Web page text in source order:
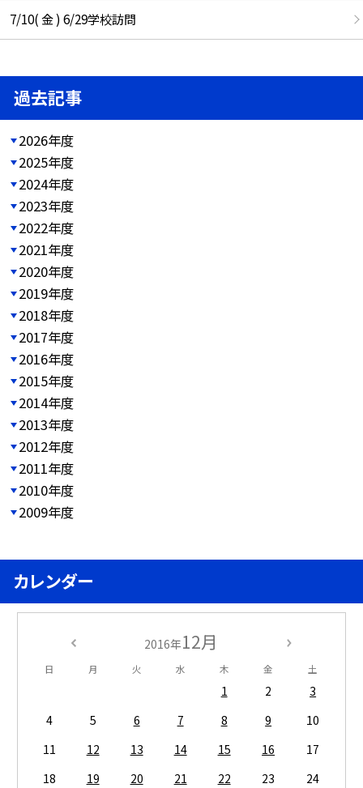
7/10( 金 ) 6/29学校訪問
過去記事
2026年度
2025年度
2024年度
2023年度
2022年度
2021年度
2020年度
2019年度
2018年度
2017年度
2016年度
2015年度
2014年度
2013年度
2012年度
2011年度
2010年度
2009年度
カレンダー
2016年12月
日 月 火 水 木 金 土
1 2
3
4
5 6 7 8 9
10
11
12 13 14 15 16
17
18
19 20 21 22 23
24